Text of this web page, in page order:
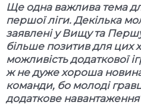
Ще одна важлива тема
першої ліги. Декілька
заявлені у Вищу та
більше позитив для цих
можливість додаткової
ж не дуже хороша
команди, бо молоді
додаткове